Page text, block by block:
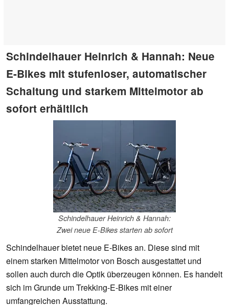
Schindelhauer Heinrich & Hannah: Neue
E-Bikes mit stufenloser, automatischer
Schaltung und starkem Mittelmotor ab
sofort erhältlich
Schindelhauer Heinrich & Hannah:
Zwei neue E-Bikes starten ab sofort
Schindelhauer bietet neue E-Bikes an. Diese sind mit
einem starken Mittelmotor von Bosch ausgestattet und
sollen auch durch die Optik überzeugen können. Es handelt
sich im Grunde um Trekking-E-Bikes mit einer
umfangreichen Ausstattung.